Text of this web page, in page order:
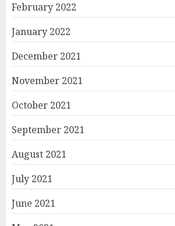
February 2022
January 2022
December 2021
November 2021
October 2021
September 2021
August 2021
July 2021
June 2021